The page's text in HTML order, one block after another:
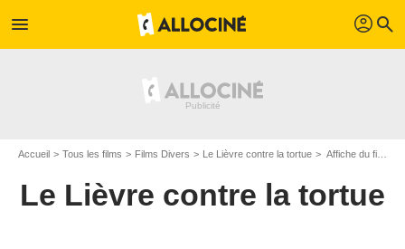
menu profil search
Accueil Tous les films Films Divers Le Lièvre contre la tortue Affiche du film Le Lièvre contre la tortue - Photo 1
Le Lièvre contre la tortue